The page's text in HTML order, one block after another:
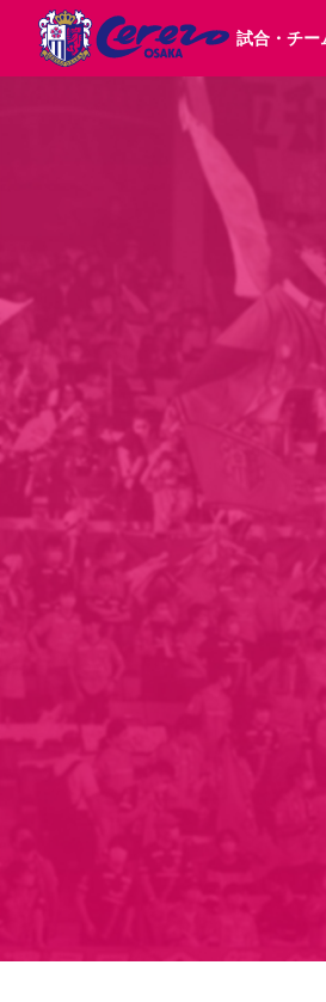
試合・チー
試合日程 / 結果
選手・スタッフ スケジュール
チケット情報 販売スケジュ
団体チケット
特定興行入場券
初めて観戦ガイド キッズ向
ビジターサポーター観戦ガイド
YANMAR HANASAKA
クラブ紹介 沿革
パートナー企業募集中
Lise（ライセンスビジネス）
サステナビリティポリシー
取り組み実績
長居公園 セレッソフットサ
YANMAR HANASAKA
その他スポーツクラブ
SAKURA SOCIO
婚姻届・出生届・命名書
チーム